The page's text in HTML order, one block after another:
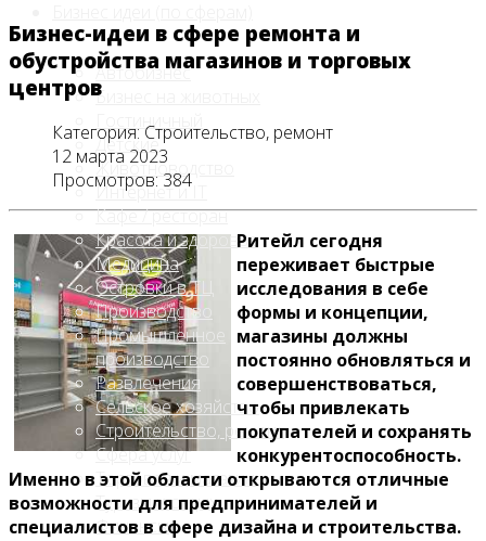
Автобизнес
Бизнес на животных
Гостиничный
Детские
Животноводство
Интернет и IT
Кафе / ресторан
Красота и здоровье
Медицина
Островки в ТЦ
Производство
Промышленное
производство
Развлечения
Сельское хозяйство
Строительство, ремонт
Сфера услуг
Торговля и магазины
Туризм и отдых
Финансы
Бизнес-идеи в сфере ремонта и
обустройства магазинов и торговых
центров
Категория: Строительство, ремонт
12 марта 2023
Просмотров: 384
Ритейл сегодня
переживает быстрые
исследования в себе
формы и концепции,
магазины должны
постоянно обновляться и
совершенствоваться,
чтобы привлекать
покупателей и сохранять
конкурентоспособность.
Именно в этой области открываются отличные
возможности для предпринимателей и
специалистов в сфере дизайна и строительства.